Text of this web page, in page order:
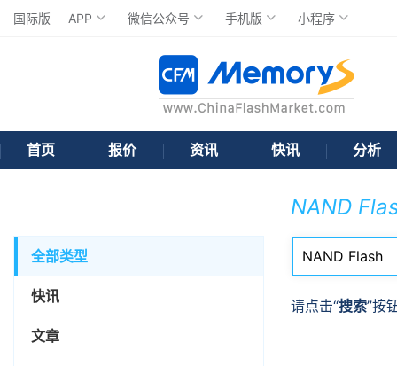
国际版 APP 微信公众号 手机版 小程序
首页 报价 资讯 快讯 分析
全部类型
快讯
文章
NAND
请点击“搜索”按